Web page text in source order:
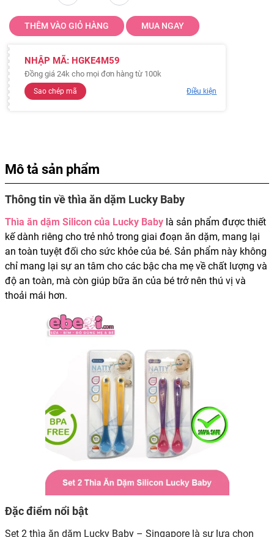
THÊM VÀO GIỎ HÀNG MUA NGAY
NHẬP MÃ: HGKE4M59
Đồng giá 24k cho mọi đơn hàng từ 100k
Sao chép mã Điều kiện
Mô tả sản phẩm
Thông tin về thìa ăn dặm Lucky Baby
Thìa ăn dặm Silicon của Lucky Baby là sản phẩm được thiết
kế dành riêng cho trẻ nhỏ trong giai đoạn ăn dặm, mang lại
an toàn tuyệt đối cho sức khỏe của bé. Sản phẩm này không
chỉ mang lại sự an tâm cho các bậc cha mẹ về chất lượng và
độ an toàn, mà còn giúp bữa ăn của bé trở nên thú vị và
thoải mái hơn.
Đặc điểm nổi bật
Set 2 thìa ăn dặm Lucky Baby – Singapore là sự lựa chọn